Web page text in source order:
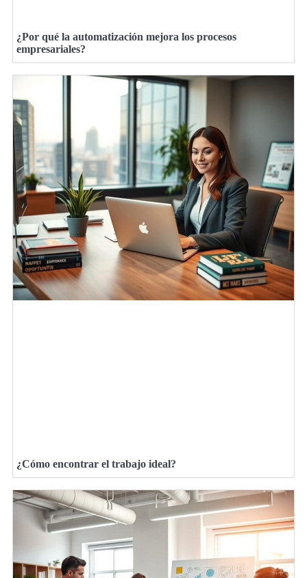
¿Por qué la automatización mejora los procesos
empresariales?
¿Cómo encontrar el trabajo ideal?